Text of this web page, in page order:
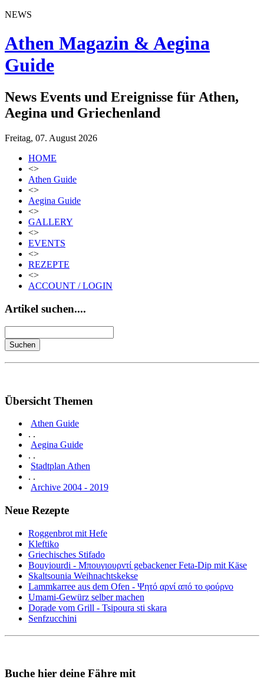
NEWS
Athen Magazin & Aegina
Guide
News Events und Ereignisse für Athen,
Aegina und Griechenland
Freitag, 07. August 2026
HOME
<>
Athen Guide
<>
Aegina Guide
<>
GALLERY
<>
EVENTS
<>
REZEPTE
<>
ACCOUNT / LOGIN
Artikel suchen....
Übersicht Themen
Athen Guide
. .
Aegina Guide
. .
Stadtplan Athen
. .
Archive 2004 - 2019
Neue Rezepte
Roggenbrot mit Hefe
Kleftiko
Griechisches Stifado
Bouyiourdi - Μπουγιουρντί gebackener Feta-Dip mit Käse
Skaltsounia Weihnachtskekse
Lammkarree aus dem Ofen - Ψητό αρνί από το φούρνο
Umami-Gewürz selber machen
Dorade vom Grill - Tsipoura sti skara
Senfzucchini
Buche hier deine Fähre mit